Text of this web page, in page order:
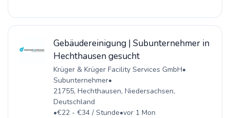
Gebäudereinigung | Subunternehmer in
Hechthausen gesucht
Krüger & Krüger Facility Services GmbH•
Subunternehmer•
21755, Hechthausen, Niedersachsen,
Deutschland
•€22 - €34 / Stunde•vor 1 Mon